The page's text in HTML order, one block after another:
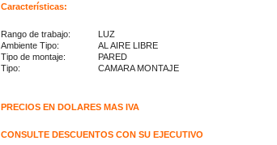
Características:
Rango de trabajo:
LUZ
Ambiente Tipo: AL AIRE LIBRE
Tipo de montaje:
PARED
Tipo:
CAMARA MONTAJE
PRECIOS EN DOLARES MAS IVA
CONSULTE DESCUENTOS CON SU EJECUTIVO